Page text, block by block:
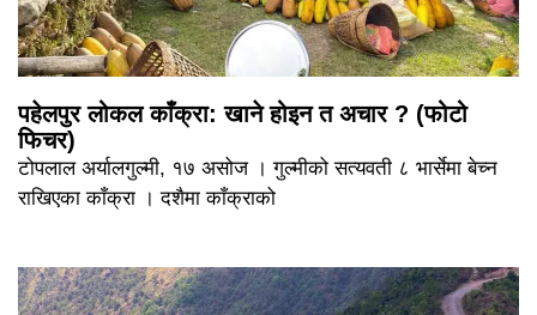
पहेलपुर लोकल काँक्रा: खाने होइन त अचार ? (फोटो
फिचर)
टोपलाल अर्यालगुल्मी, १७ असोज । गुल्मीको सत्यवती ८ भार्सेमा बेच्न
राखिएका काँक्रा । दशैमा काँक्राको